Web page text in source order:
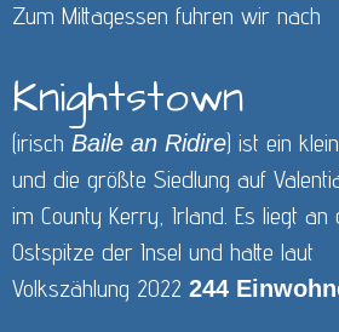
Zum Mittagessen fuhren wir nach
Knightstown
(irisch Baile an Ridire) ist ein
und die größte Siedlung auf
im County Kerry, Irland. Es liegt an
Ostspitze der Insel und hatte laut
Volkszählung 2022 244